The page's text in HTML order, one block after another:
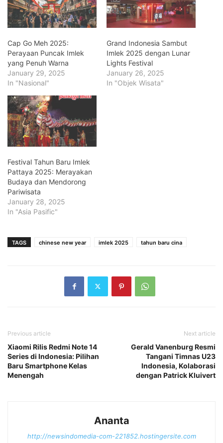
Cap Go Meh 2025:
Perayaan Puncak Imlek
yang Penuh Warna
January 29, 2025
In "Nasional"
Grand Indonesia Sambut
Imlek 2025 dengan Lunar
Lights Festival
January 26, 2025
In "Objek Wisata"
Festival Tahun Baru Imlek
Pattaya 2025: Merayakan
Budaya dan Mendorong
Pariwisata
January 28, 2025
In "Asia Pasific"
TAGS chinese new year imlek 2025 tahun baru cina
Previous article
Xiaomi Rilis Redmi Note 14
Series di Indonesia: Pilihan
Baru Smartphone Kelas
Menengah
Next article
Gerald Vanenburg Resmi
Tangani Timnas U23
Indonesia, Kolaborasi
dengan Patrick Kluivert
Ananta
http://newsindomedia-com-221852.hostingersite.com